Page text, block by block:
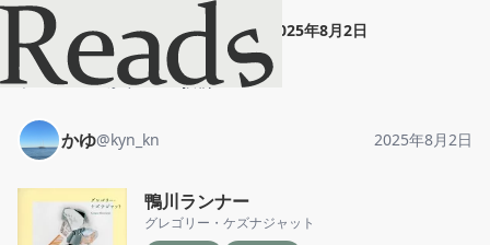
かゆ" 鴨川ランナー" 2025年8月2日
ホーム かゆ 投稿
かゆ@kyn_kn 2025年8月2日
鴨川ランナー
グレゴリー・ケズナジャット